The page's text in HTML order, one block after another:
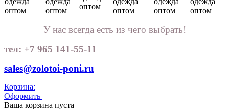
У нас всегда есть из чего выбрать!
тел: +7 965 141-55-11
sales@zolotoi-poni.ru
Корзина:
Оформить
Ваша корзина пуста